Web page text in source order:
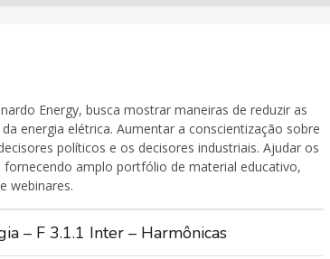
Energy, busca mostrar maneiras de reduzir as
energia elétrica. Aumentar a conscientização sobre
políticos e os decisores industriais. Ajudar os
amplo portfólio de material educativo,
webinares.
– F 3.1.1 Inter – Harmônicas